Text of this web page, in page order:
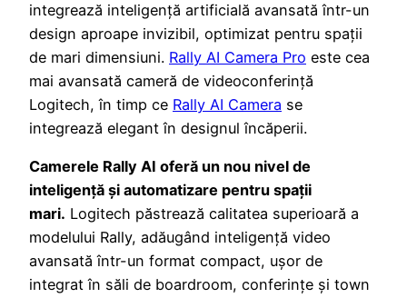
integrează inteligență artificială avansată într-un
design aproape invizibil, optimizat pentru spații
de mari dimensiuni. Rally AI Camera Pro este cea
mai avansată cameră de videoconferință
Logitech, în timp ce Rally AI Camera se
integrează elegant în designul încăperii.
Camerele Rally AI oferă un nou nivel de
inteligență și automatizare pentru spații
mari. Logitech păstrează calitatea superioară a
modelului Rally, adăugând inteligență video
avansată într-un format compact, ușor de
integrat în săli de boardroom, conferințe și town